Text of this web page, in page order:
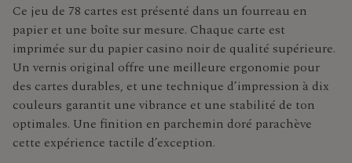
Ce jeu de 78 cartes est présenté dans un fourreau en
papier et une boîte sur mesure. Chaque carte est
imprimée sur du papier casino noir de qualité supérieure.
Un vernis original offre une meilleure ergonomie pour
des cartes durables, et une technique d’impression à dix
couleurs garantit une vibrance et une stabilité de ton
optimales. Une finition en parchemin doré parachève
cette expérience tactile d’exception.